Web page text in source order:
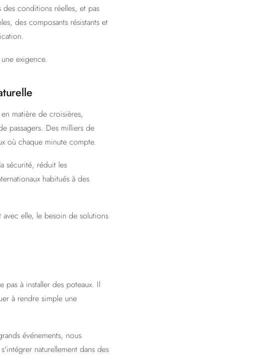
conditions réelles, et pas
des composants résistants et
exigence.
matière de croisières,
passagers. Des milliers de
où chaque minute compte.
sécurité, réduit les
habitués à des
elle, le besoin de solutions
pas à installer des poteaux. Il
à rendre simple une
événements, nous
naturellement dans des